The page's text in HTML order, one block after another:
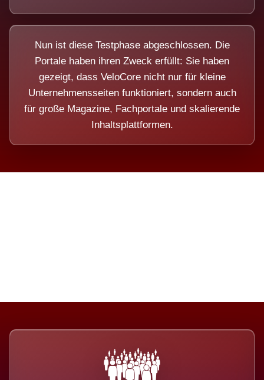
Nun ist diese Testphase abgeschlossen. Die
Portale haben ihren Zweck erfüllt: Sie haben
gezeigt, dass VeloCore nicht nur für kleine
Unternehmensseiten funktioniert, sondern auch
für große Magazine, Fachportale und skalierende
Inhaltsplattformen.